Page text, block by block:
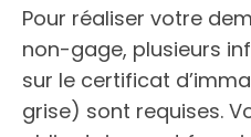
Pour réaliser votre
non-gage, plusieurs
sur le certificat
grise) sont requises.